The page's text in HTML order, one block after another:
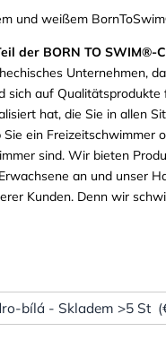
und weißem
der BORN TO SWIM®-
Unternehmen,
sich auf Qualitätsprodukte
hat, die Sie in allen
ein Freizeitschwimmer
sind. Wir bieten
an und unser
Kunden. Denn wir
bílá - Skladem >5 St